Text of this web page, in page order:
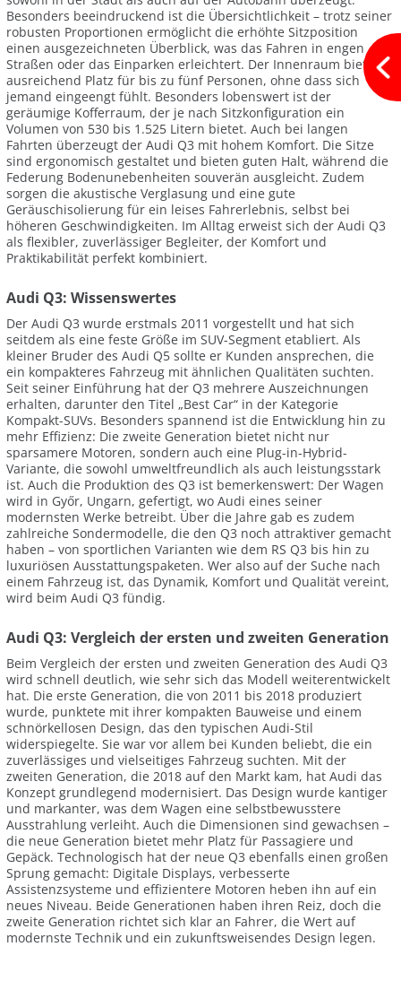
Besonders beeindruckend ist die Übersichtlichkeit – trotz seiner
robusten Proportionen ermöglicht die erhöhte Sitzposition
einen ausgezeichneten Überblick, was das Fahren in engen
Straßen oder das Einparken erleichtert. Der Innenraum bietet
ausreichend Platz für bis zu fünf Personen, ohne dass sich
jemand eingeengt fühlt. Besonders lobenswert ist der
geräumige Kofferraum, der je nach Sitzkonfiguration ein
Volumen von 530 bis 1.525 Litern bietet. Auch bei langen
Fahrten überzeugt der Audi Q3 mit hohem Komfort. Die Sitze
sind ergonomisch gestaltet und bieten guten Halt, während die
Federung Bodenunebenheiten souverän ausgleicht. Zudem
sorgen die akustische Verglasung und eine gute
Geräuschisolierung für ein leises Fahrerlebnis, selbst bei
höheren Geschwindigkeiten. Im Alltag erweist sich der Audi Q3
als flexibler, zuverlässiger Begleiter, der Komfort und
Praktikabilität perfekt kombiniert.
Audi Q3: Wissenswertes
Der Audi Q3 wurde erstmals 2011 vorgestellt und hat sich
seitdem als eine feste Größe im SUV-Segment etabliert. Als
kleiner Bruder des Audi Q5 sollte er Kunden ansprechen, die
ein kompakteres Fahrzeug mit ähnlichen Qualitäten suchten.
Seit seiner Einführung hat der Q3 mehrere Auszeichnungen
erhalten, darunter den Titel „Best Car“ in der Kategorie
Kompakt-SUVs. Besonders spannend ist die Entwicklung hin zu
mehr Effizienz: Die zweite Generation bietet nicht nur
sparsamere Motoren, sondern auch eine Plug-in-Hybrid-
Variante, die sowohl umweltfreundlich als auch leistungsstark
ist. Auch die Produktion des Q3 ist bemerkenswert: Der Wagen
wird in Győr, Ungarn, gefertigt, wo Audi eines seiner
modernsten Werke betreibt. Über die Jahre gab es zudem
zahlreiche Sondermodelle, die den Q3 noch attraktiver gemacht
haben – von sportlichen Varianten wie dem RS Q3 bis hin zu
luxuriösen Ausstattungspaketen. Wer also auf der Suche nach
einem Fahrzeug ist, das Dynamik, Komfort und Qualität vereint,
wird beim Audi Q3 fündig.
Audi Q3: Vergleich der ersten und zweiten Generation
Beim Vergleich der ersten und zweiten Generation des Audi Q3
wird schnell deutlich, wie sehr sich das Modell weiterentwickelt
hat. Die erste Generation, die von 2011 bis 2018 produziert
wurde, punktete mit ihrer kompakten Bauweise und einem
schnörkellosen Design, das den typischen Audi-Stil
widerspiegelte. Sie war vor allem bei Kunden beliebt, die ein
zuverlässiges und vielseitiges Fahrzeug suchten. Mit der
zweiten Generation, die 2018 auf den Markt kam, hat Audi das
Konzept grundlegend modernisiert. Das Design wurde kantiger
und markanter, was dem Wagen eine selbstbewusstere
Ausstrahlung verleiht. Auch die Dimensionen sind gewachsen –
die neue Generation bietet mehr Platz für Passagiere und
Gepäck. Technologisch hat der neue Q3 ebenfalls einen großen
Sprung gemacht: Digitale Displays, verbesserte
Assistenzsysteme und effizientere Motoren heben ihn auf ein
neues Niveau. Beide Generationen haben ihren Reiz, doch die
zweite Generation richtet sich klar an Fahrer, die Wert auf
modernste Technik und ein zukunftsweisendes Design legen.